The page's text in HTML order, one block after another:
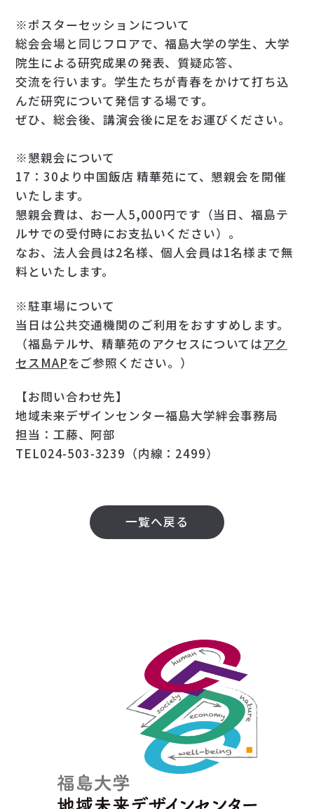
※ポスターセッションについて
総会会場と同じフロアで、福島大学の学生、大学
院生による研究成果の発表、質疑応答、
交流を行います。学生たちが青春をかけて打ち込
んだ研究について発信する場です。
ぜひ、総会後、講演会後に足をお運びください。
※懇親会について
17：30より中国飯店 精華苑にて、懇親会を開催
いたします。
懇親会費は、お一人5,000円です（当日、福島テ
ルサでの受付時にお支払いください）。
なお、法人会員は2名様、個人会員は1名様まで無
料といたします。
※駐車場について
当日は公共交通機関のご利用をおすすめします。
（福島テルサ、精華苑のアクセスについてはアク
セスMAPをご参照ください。）
【お問い合わせ先】
地域未来デザインセンター福島大学絆会事務局
担当：工藤、阿部
TEL024-503-3239（内線：2499）
一覧へ戻る